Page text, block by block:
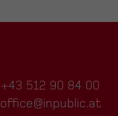
+43 512 90 84 00
office@inpublic.at